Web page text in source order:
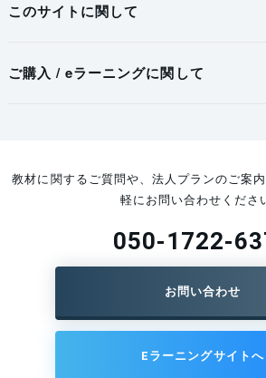
このサイトに関して
ご購入 / eラーニングに関して
教材に関するご質問や、法人プランのご案
軽にお問い合わせくださ
050-1722-
お問い合わせ
Eラーニングサイトへ